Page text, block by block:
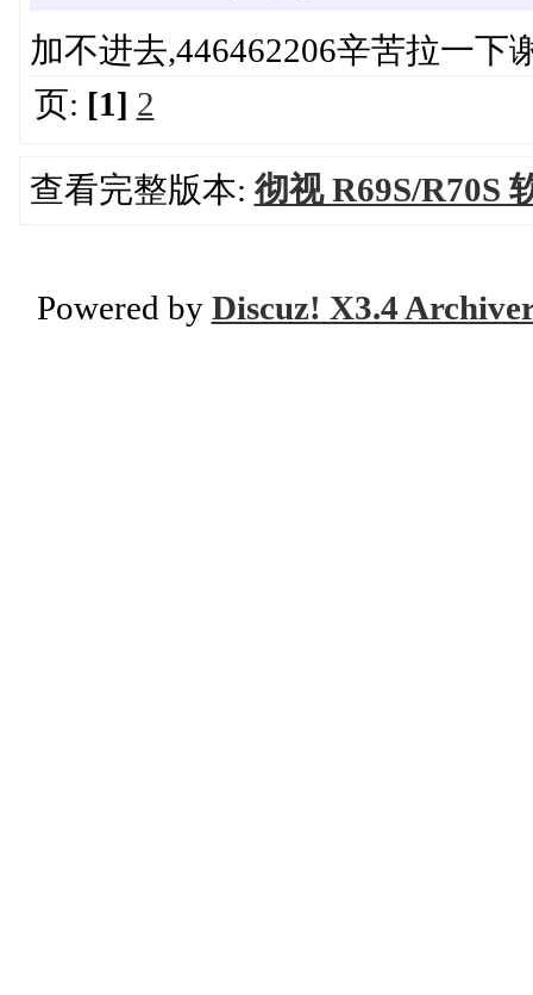
加不进去,446462206辛苦拉一下
页: [1] 2
查看完整版本: 彻视 R69S/R70S
Powered by Discuz! X3.4